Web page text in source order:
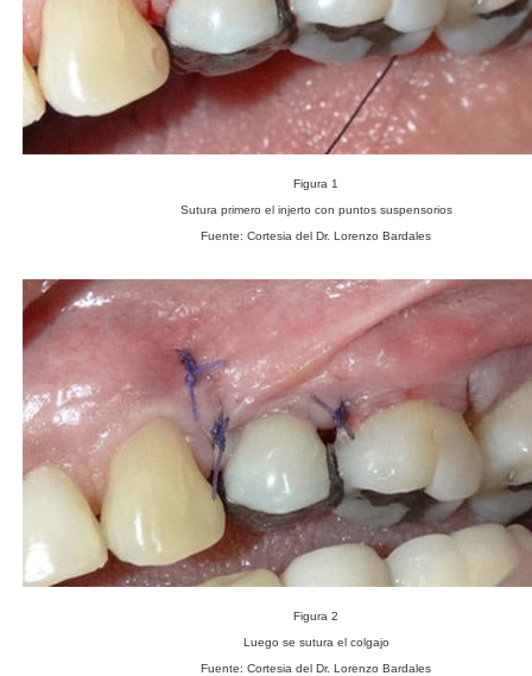
Figura 1
Sutura primero el injerto con puntos suspensorios
Fuente: Cortesia del Dr. Lorenzo Bardales
Figura 2
Luego se sutura el colgajo
Fuente: Cortesia del Dr. Lorenzo Bardales